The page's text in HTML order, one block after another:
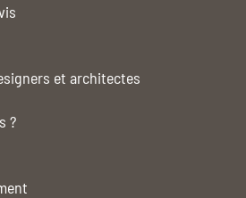
et architectes
?